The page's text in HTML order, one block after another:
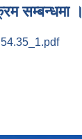
सम्बन्धमा ।